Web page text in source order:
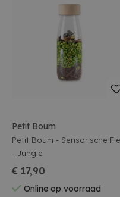
Petit Boum
Petit Boum - Sensorische
- Jungle
€ 17,90
Online op voorraad